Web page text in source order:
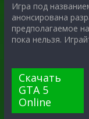
Игра под
анонсирована
предполагаемое
пока нельзя.
Скачать
GTA 5
Online